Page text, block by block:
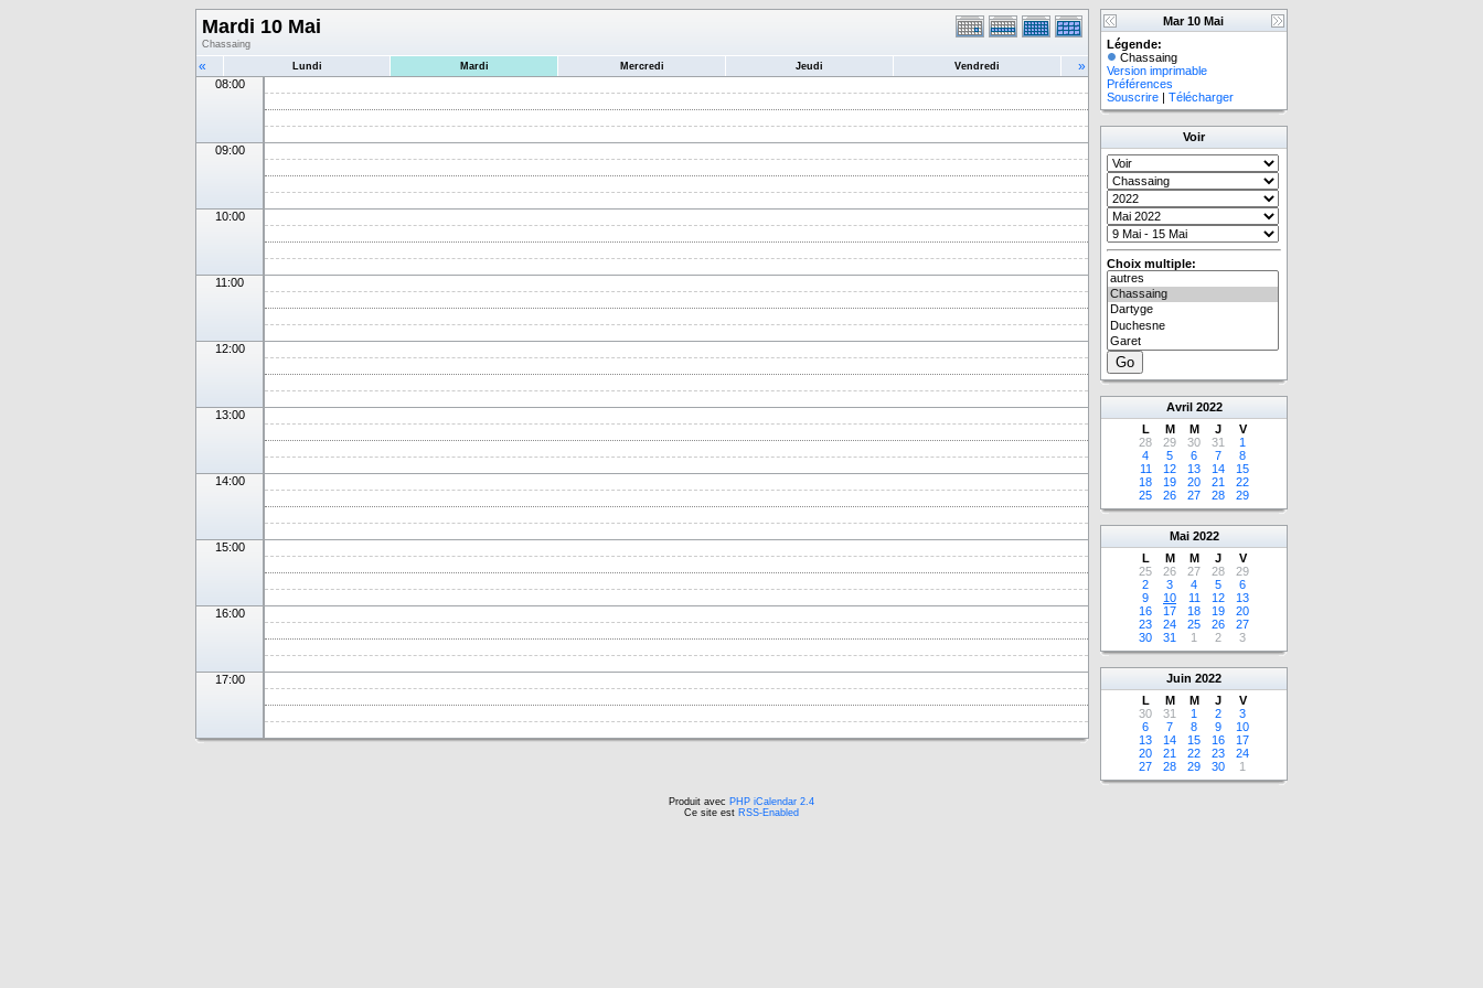
Mardi 10 Mai
Chassaing
« Lundi Mardi Mercredi Jeudi Vendredi »
08:00
09:00
10:00
11:00
12:00
13:00
14:00
15:00
16:00
17:00
Mar 10 Mai
Légende:
Chassaing
Version imprimable
Préférences
Souscrire | Télécharger
Voir
Choix multiple:
Avril 2022
L
M M J
V
28
29 30 31
1
4
5 6 7
8
11
12 13 14
15
18
19 20 21
22
25
26 27 28 29
Mai 2022
L
M M J
V
25
26 27 28
29
2
3 4 5
6
9
10 11 12
13
16
17 18 19
20
23
24 25 26
27
30
31 1 2 3
Juin 2022
L
M M J
V
30
31 1 2
3
6
7 8 9
10
13
14 15 16
17
20
21 22 23
24
27
28 29 30 1
Produit avec PHP iCalendar 2.4
Ce site est RSS-Enabled